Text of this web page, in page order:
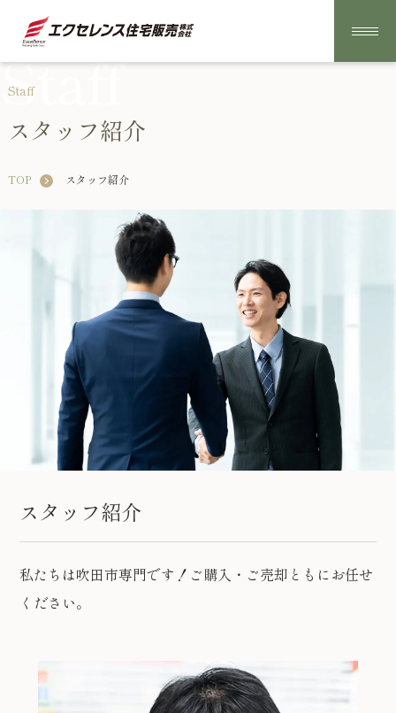
Staff
Staff
スタッフ紹介
TOP スタッフ紹介
スタッフ紹介
私たちは吹田市専門です！ご購入・ご売却ともにお任せ
ください。